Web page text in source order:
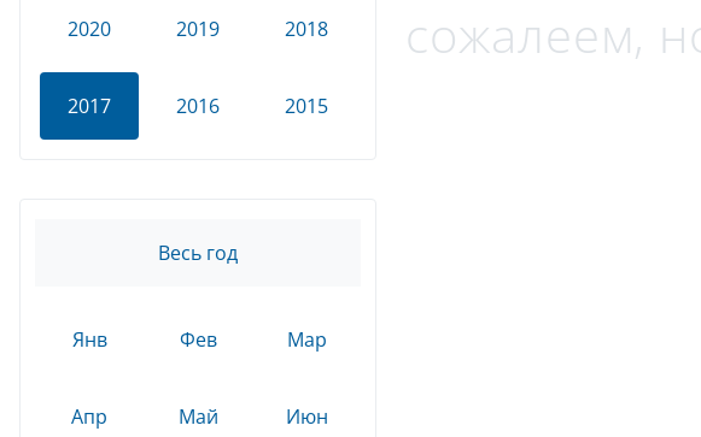
2020 2019 2018
2017 2016 2015
Весь год
Янв Фев Мар
Апр Май Июн
сожалеем,